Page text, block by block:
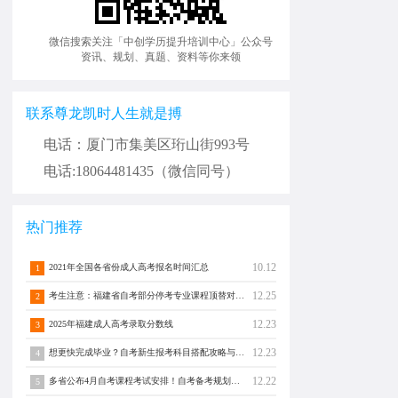
微信搜索关注「中创学历提升培训中心」公众号
资讯、规划、真题、资料等你来领
联系尊龙凯时人生就是搏
电话：厦门市集美区珩山街993号
电话:18064481435（微信同号）
热门推荐
1 2021年全国各省份成人高考报名时间汇总 10.12
2 12.25
3 2025年福建成人高考录取分数线 12.23
4 12.23
5 12.22